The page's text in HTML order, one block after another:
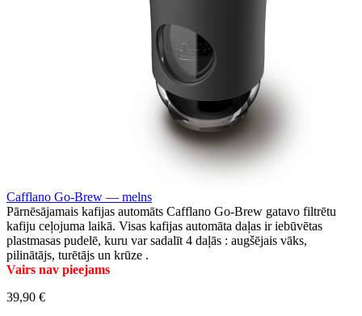
Cafflano Go-Brew — melns
Pārnēsājamais kafijas automāts Cafflano Go-Brew gatavo filtrētu
kafiju ceļojuma laikā. Visas kafijas automāta daļas ir iebūvētas
plastmasas pudelē, kuru var sadalīt 4 daļās : augšējais vāks,
pilinātājs, turētājs un krūze .
Vairs nav pieejams
39,90 €